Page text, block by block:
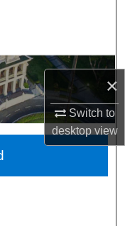
×
Switch to
desktopview